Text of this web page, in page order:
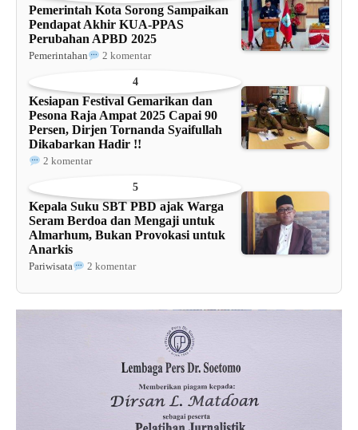
Pemerintah Kota Sorong Sampaikan
Pendapat Akhir KUA-PPAS
Perubahan APBD 2025
Pemerintahan 2 komentar
4
Kesiapan Festival Gemarikan dan
Pesona Raja Ampat 2025 Capai 90
Persen, Dirjen Tornanda Syaifullah
Dikabarkan Hadir !!
2 komentar
5
Kepala Suku SBT PBD ajak Warga
Seram Berdoa dan Mengaji untuk
Almarhum, Bukan Provokasi untuk
Anarkis
Pariwisata 2 komentar